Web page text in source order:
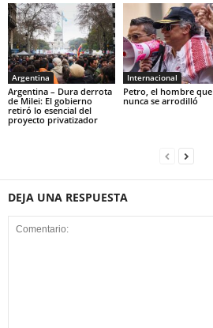
Argentina
Argentina – Dura derrota
de Milei: El gobierno
retiró lo esencial del
proyecto privatizador
Internacional
Petro, el hombre que
nunca se arrodilló
DEJA UNA RESPUESTA